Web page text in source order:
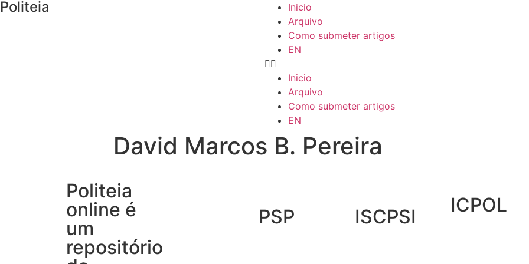
Politeia
Inicio
Arquivo
Como submeter artigos
EN
Inicio
Arquivo
Como submeter artigos
EN
David Marcos B. Pereira
Politeia
online é
um
repositório
PSP ISCPSI
ICPOL